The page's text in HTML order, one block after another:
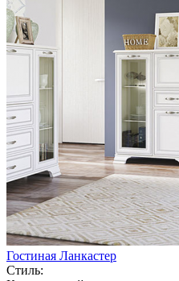
Гостиная Ланкастер
Стиль: